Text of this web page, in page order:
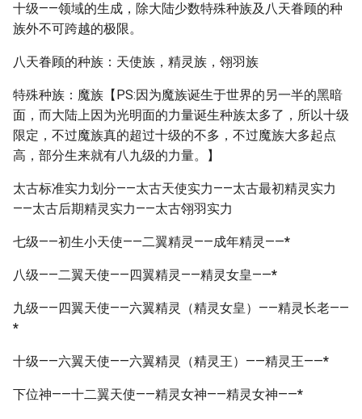
十级——领域的生成，除大陆少数特殊种族及八天眷顾的种
族外不可跨越的极限。
八天眷顾的种族：天使族，精灵族，翎羽族
特殊种族：魔族【PS:因为魔族诞生于世界的另一半的黑暗
面，而大陆上因为光明面的力量诞生种族太多了，所以十级
限定，不过魔族真的超过十级的不多，不过魔族大多起点
高，部分生来就有八九级的力量。】
太古标准实力划分——太古天使实力——太古最初精灵实力
——太古后期精灵实力——太古翎羽实力
七级——初生小天使——二翼精灵——成年精灵——*
八级——二翼天使——四翼精灵——精灵女皇——*
九级——四翼天使——六翼精灵（精灵女皇）——精灵长老——
*
十级——六翼天使——六翼精灵（精灵王）——精灵王——*
下位神——十二翼天使——精灵女神——精灵女神——*